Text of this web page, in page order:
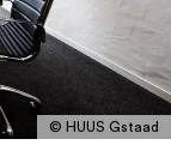
© HUUS Gstaad